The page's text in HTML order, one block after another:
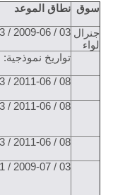
سوق نطاق الموعد
جنرال
لواء
03 / 2009-06 / 2013
تواريخ نموذجية:
08 / 2011-06 / 2013
08 / 2011-06 / 2013
08 / 2011-06 / 2013
03 / 2009-07 / 2011